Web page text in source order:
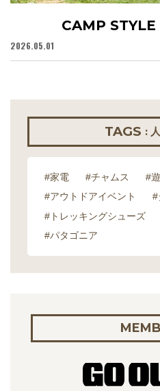
CAMP
2026.05.01
TAGS :
#家電 #チャムス #
#アウトドアイベント
#
#トレッキングシューズ
#パタゴニア